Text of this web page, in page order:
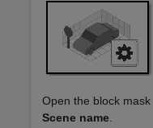
Open the block
Scene name.